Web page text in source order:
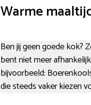
Warme
Ben jij geen goede kok?
bent niet meer
bijvoorbeeld:
die steeds vaker kiezen